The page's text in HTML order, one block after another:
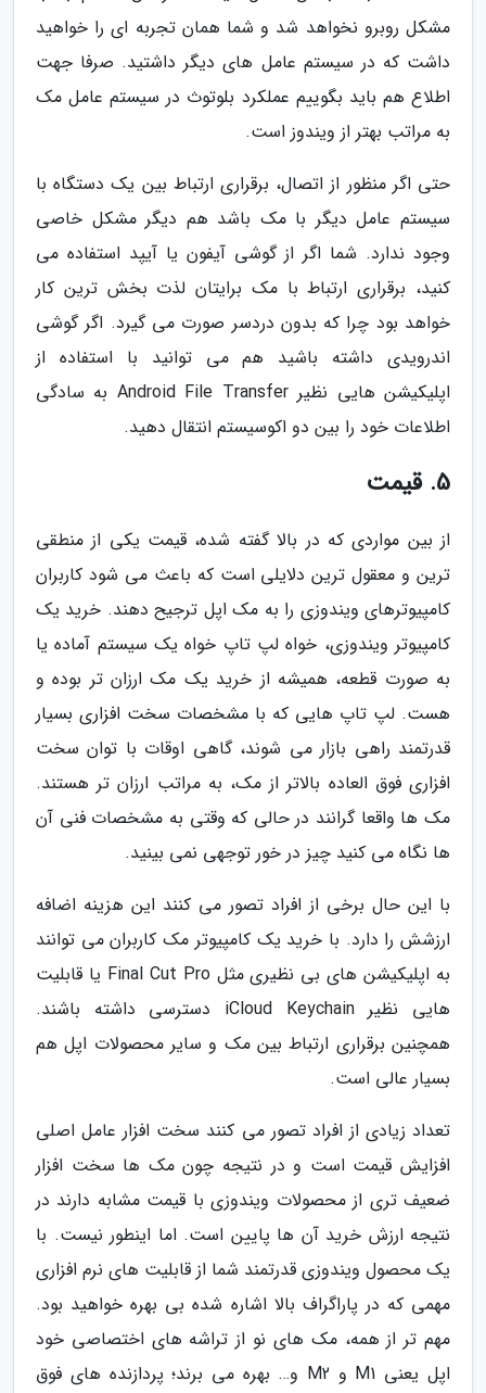
مشکل روبرو نخواهد شد و شما همان تجربه ای را خواهید
داشت که در سیستم عامل های دیگر داشتید. صرفا جهت
اطلاع هم باید بگوییم عملکرد بلوتوث در سیستم عامل مک
به مراتب بهتر از ویندوز است.
حتی اگر منظور از اتصال، برقراری ارتباط بین یک دستگاه با
سیستم عامل دیگر با مک باشد هم دیگر مشکل خاصی
وجود ندارد. شما اگر از گوشی آیفون یا آیپد استفاده می
کنید، برقراری ارتباط با مک برایتان لذت بخش ترین کار
خواهد بود چرا که بدون دردسر صورت می گیرد. اگر گوشی
اندرویدی داشته باشید هم می توانید با استفاده از
اپلیکیشن هایی نظیر Android File Transfer به سادگی
اطلاعات خود را بین دو اکوسیستم انتقال دهید.
5. قیمت
از بین مواردی که در بالا گفته شده، قیمت یکی از منطقی
ترین و معقول ترین دلایلی است که باعث می شود کاربران
کامپیوترهای ویندوزی را به مک اپل ترجیح دهند. خرید یک
کامپیوتر ویندوزی، خواه لپ تاپ خواه یک سیستم آماده یا
به صورت قطعه، همیشه از خرید یک مک ارزان تر بوده و
هست. لپ تاپ هایی که با مشخصات سخت افزاری بسیار
قدرتمند راهی بازار می شوند، گاهی اوقات با توان سخت
افزاری فوق العاده بالاتر از مک، به مراتب ارزان تر هستند.
مک ها واقعا گرانند در حالی که وقتی به مشخصات فنی آن
ها نگاه می کنید چیز در خور توجهی نمی بینید.
با این حال برخی از افراد تصور می کنند این هزینه اضافه
ارزشش را دارد. با خرید یک کامپیوتر مک کاربران می توانند
به اپلیکیشن های بی نظیری مثل Final Cut Pro یا قابلیت
هایی نظیر iCloud Keychain دسترسی داشته باشند.
همچنین برقراری ارتباط بین مک و سایر محصولات اپل هم
بسیار عالی است.
تعداد زیادی از افراد تصور می کنند سخت افزار عامل اصلی
افزایش قیمت است و در نتیجه چون مک ها سخت افزار
ضعیف تری از محصولات ویندوزی با قیمت مشابه دارند در
نتیجه ارزش خرید آن ها پایین است. اما اینطور نیست. با
یک محصول ویندوزی قدرتمند شما از قابلیت های نرم افزاری
مهمی که در پاراگراف بالا اشاره شده بی بهره خواهید بود.
مهم تر از همه، مک های نو از تراشه های اختصاصی خود
اپل یعنی M1 و M2 و… بهره می برند؛ پردازنده های فوق